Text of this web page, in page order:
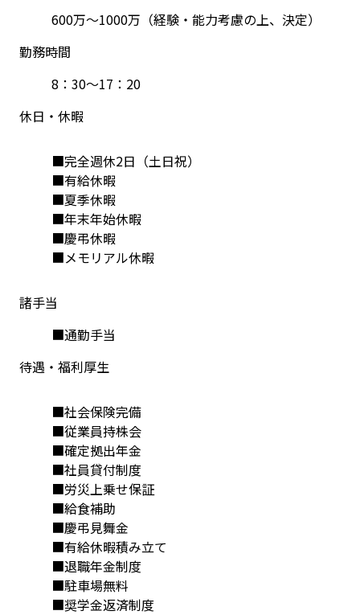
600万～1000万（経験・能力考慮の上、決定）
勤務時間
8：30～17：20
休日・休暇
■完全週休2日（土日祝）
■有給休暇
■夏季休暇
■年末年始休暇
■慶弔休暇
■メモリアル休暇
諸手当
■通勤手当
待遇・福利厚生
■社会保険完備
■従業員持株会
■確定拠出年金
■社員貸付制度
■労災上乗せ保証
■給食補助
■慶弔見舞金
■有給休暇積み立て
■退職年金制度
■駐車場無料
■奨学金返済制度